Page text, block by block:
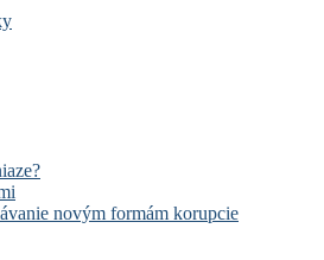
novým formám korupcie